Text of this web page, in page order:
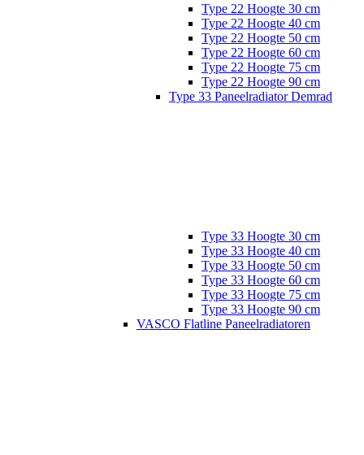
Type 22 Hoogte 30 cm
Type 22 Hoogte 40 cm
Type 22 Hoogte 50 cm
Type 22 Hoogte 60 cm
Type 22 Hoogte 75 cm
Type 22 Hoogte 90 cm
Type 33 Paneelradiator Demrad
Type 33 Hoogte 30 cm
Type 33 Hoogte 40 cm
Type 33 Hoogte 50 cm
Type 33 Hoogte 60 cm
Type 33 Hoogte 75 cm
Type 33 Hoogte 90 cm
VASCO Flatline Paneelradiatoren